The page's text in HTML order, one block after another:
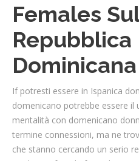
Females
Repubblica
Dominicana
If potresti essere in Ispanica
domenicano potrebbe essere il
mentalità con domenicano
termine connessioni, ma ne
che stanno cercando un serio